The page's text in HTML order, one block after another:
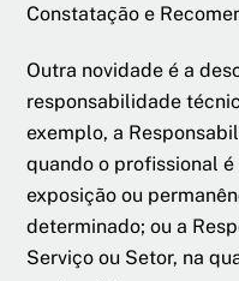
Constatação e
Outra novidade é a
responsabilidade
exemplo, a
quando o profissional
exposição ou
determinado; ou a
Serviço ou Setor, na